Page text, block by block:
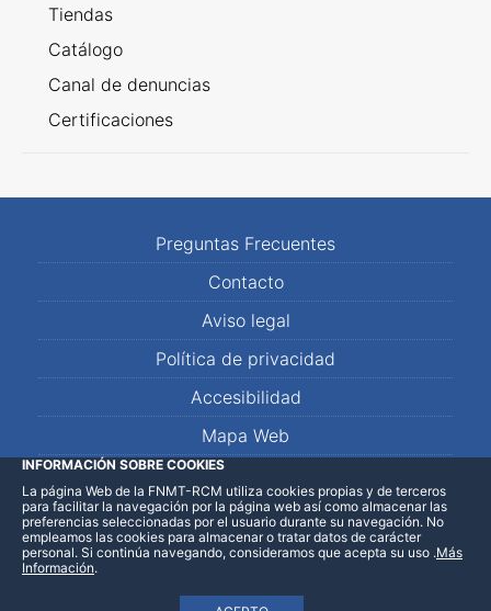
Tiendas
Catálogo
Canal de denuncias
Certificaciones
Preguntas Frecuentes
Contacto
Aviso legal
Política de privacidad
Accesibilidad
Mapa Web
LinkedInFacebookWhatsApp
INFORMACIÓN SOBRE COOKIES
La página Web de la FNMT-RCM utiliza cookies propias y de terceros
para facilitar la navegación por la página web así como almacenar las
preferencias seleccionadas por el usuario durante su navegación. No
empleamos las cookies para almacenar o tratar datos de carácter
personal. Si continúa navegando, consideramos que acepta su uso .Más
Información.